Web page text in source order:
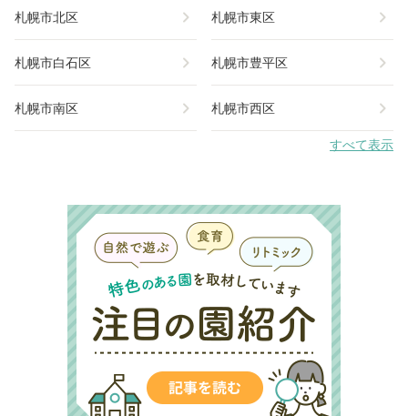
札幌市北区 chevron_right 札幌市東区 chevron_right
札幌市白石区 chevron_right 札幌市豊平区 chevron_right
札幌市南区 chevron_right 札幌市西区 chevron_right
すべて表示